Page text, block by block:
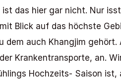
das hier gar nicht. Nur
Blick auf das höchste
auch Khangjim gehört.
Krankentransporte, an.
Hochzeits- Saison ist,